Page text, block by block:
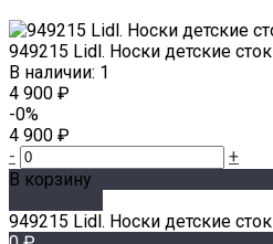
949215 Lidl. Носки детские сток
В наличии: 1
4 900 ₽
-0%
4 900 ₽
-
+
В корзину
949215 Lidl. Носки детские сток